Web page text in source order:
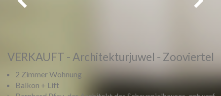
Vorheriges Weiter
VERKAUFT - Architekturjuwel - Zooviertel
2 Zimmer Wohnung
Balkon + Lift